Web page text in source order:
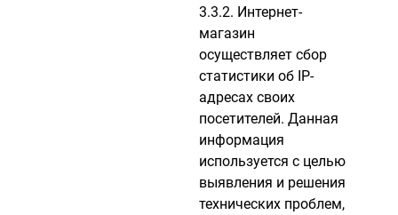
3.3.2. Интернет-
магазин
осуществляет сбор
статистики об IP-
адресах своих
посетителей. Данная
информация
используется с целью
выявления и решения
технических проблем,